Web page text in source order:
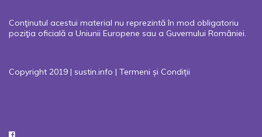
Conţinutul acestui material nu reprezintă în mod obligatoriu
poziţia oficială a Uniunii Europene sau a Guvernului României.
Copyright 2019 | sustin.info | Termeni și Condiții